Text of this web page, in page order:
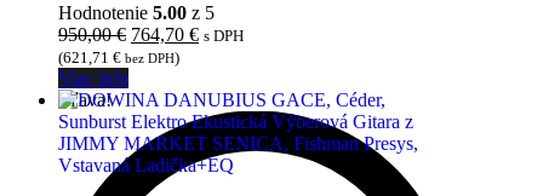
Ladička+EQ
Hodnotenie 5.00 z 5
950,00€ Pôvodná
cena
950,00 €.
764,70 €Aktuálna
764,70 €.
s DPH
(621,71 € bez DPH)
Viac info
Zľava!